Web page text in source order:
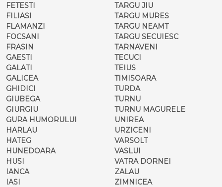
FETESTI
FILIASI
FLAMANZI
FOCSANI
FRASIN
GAESTI
GALATI
GALICEA
GHIDICI
GIUBEGA
GIURGIU
GURA HUMORULUI
HARLAU
HATEG
HUNEDOARA
HUSI
IANCA
IASI
TARGU JIU
TARGU MURES
TARGU NEAMT
TARGU SECUIESC
TARNAVENI
TECUCI
TEIUS
TIMISOARA
TURDA
TURNU
TURNU MAGURELE
UNIREA
URZICENI
VARSOLT
VASLUI
VATRA DORNEI
ZALAU
ZIMNICEA